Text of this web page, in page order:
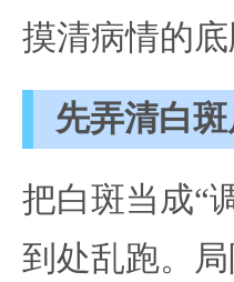
摸清病情的底
先弄清白
把白斑当成“
到处乱跑。